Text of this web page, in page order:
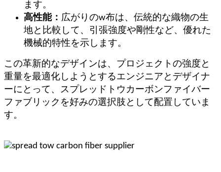
ます。
高性能： 広がりのw布は、伝統的な織物の生
地と比較して、引張強度や剛性など、優れた
機械的特性を示します。
この革新的なデザインは、プロジェクトの強度と
重量を最適化しようとするエンジニアとデザイナ
ーにとって、スプレッドトウカーボンファイバー
ファブリックを好みの選択肢として配置していま
す。